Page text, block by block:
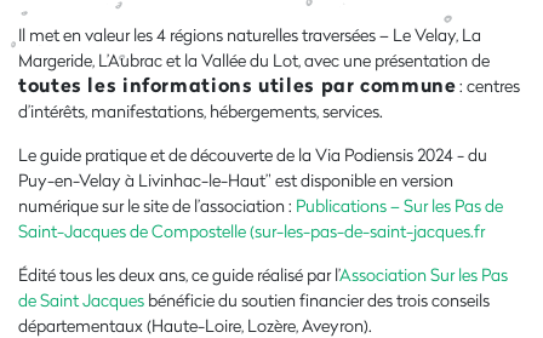
Il met en valeur les 4 régions naturelles traversées – Le Velay, La
Margeride, L’Aubrac et la Vallée du Lot, avec une présentation de
toutes les informations utiles par commune: centres
d’intérêts, manifestations, hébergements, services.
Le guide pratique et de découverte de la Via Podiensis 2024 - du
Puy-en-Velay à Livinhac-le-Haut” est disponible en version
numérique sur le site de l’association : Publications – Sur les Pas de
Saint-Jacques de Compostelle (sur-les-pas-de-saint-jacques.fr
Édité tous les deux ans, ce guide réalisé par l’Association Sur les Pas
de Saint Jacques bénéficie du soutien financier des trois conseils
départementaux (Haute-Loire, Lozère, Aveyron).